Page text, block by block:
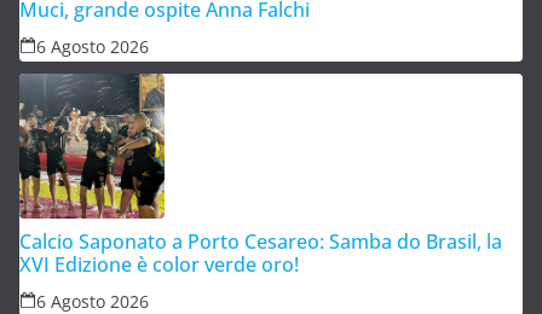
Muci, grande ospite Anna Falchi
6 Agosto 2026
Calcio Saponato a Porto Cesareo: Samba do Brasil, la
XVI Edizione è color verde oro!
6 Agosto 2026